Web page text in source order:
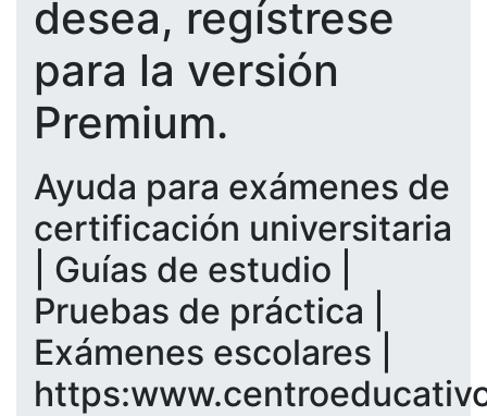
desea, regístrese
para la versión
Premium.
Ayuda para exámenes de
certificación universitaria
| Guías de estudio |
Pruebas de práctica |
Exámenes escolares |